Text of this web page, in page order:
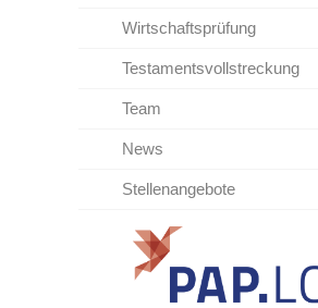
Wirtschaftsprüfung
Testamentsvollstreckung
Team
News
Stellenangebote